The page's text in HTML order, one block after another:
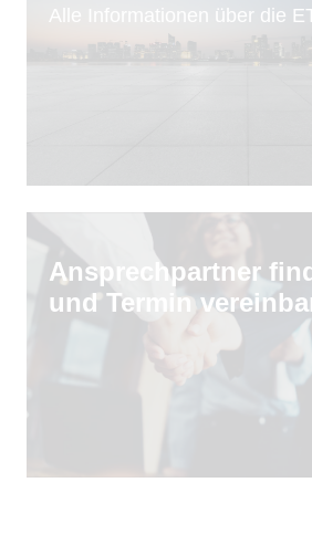
Alle Informationen über die
Ansprechpartner
und Termin